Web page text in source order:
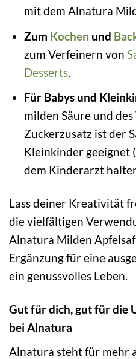
mit dem Alnatura
Zum Kochen und
zum Verfeinern von
Desserts.
Für Babys und
milden Säure und
Zuckerzusatz ist der
Kleinkinder geeignet
dem Kinderarzt
Lass deiner Kreativität
die vielfältigen
Alnatura Milden
Ergänzung für eine
ein genussvolles Leben.
Gut für dich, gut für die
bei Alnatura
Alnatura steht für mehr